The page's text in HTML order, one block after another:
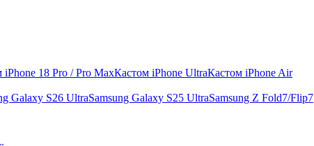
iPhone 18 Pro / Pro MaxКастом iPhone UltraКастом iPhone Air
Galaxy S26 UltraSamsung Galaxy S25 UltraSamsung Z Fold7/Flip7